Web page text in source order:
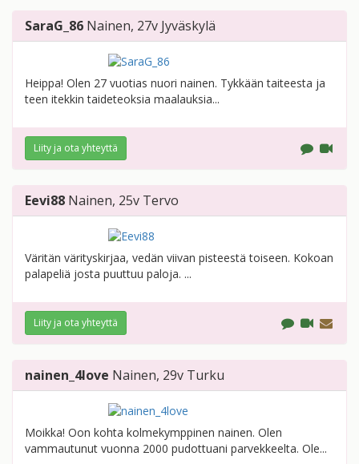
SaraG_86 Nainen, 27v Jyväskylä
Heippa! Olen 27 vuotias nuori nainen. Tykkään taiteesta ja
teen itekkin taideteoksia maalauksia...
Liity ja ota yhteyttä
Eevi88 Nainen, 25v Tervo
Väritän värityskirjaa, vedän viivan pisteestä toiseen. Kokoan
palapeliä josta puuttuu paloja. ...
Liity ja ota yhteyttä
nainen_4love Nainen, 29v Turku
Moikka! Oon kohta kolmekymppinen nainen. Olen
vammautunut vuonna 2000 pudottuani parvekkeelta. Ole...